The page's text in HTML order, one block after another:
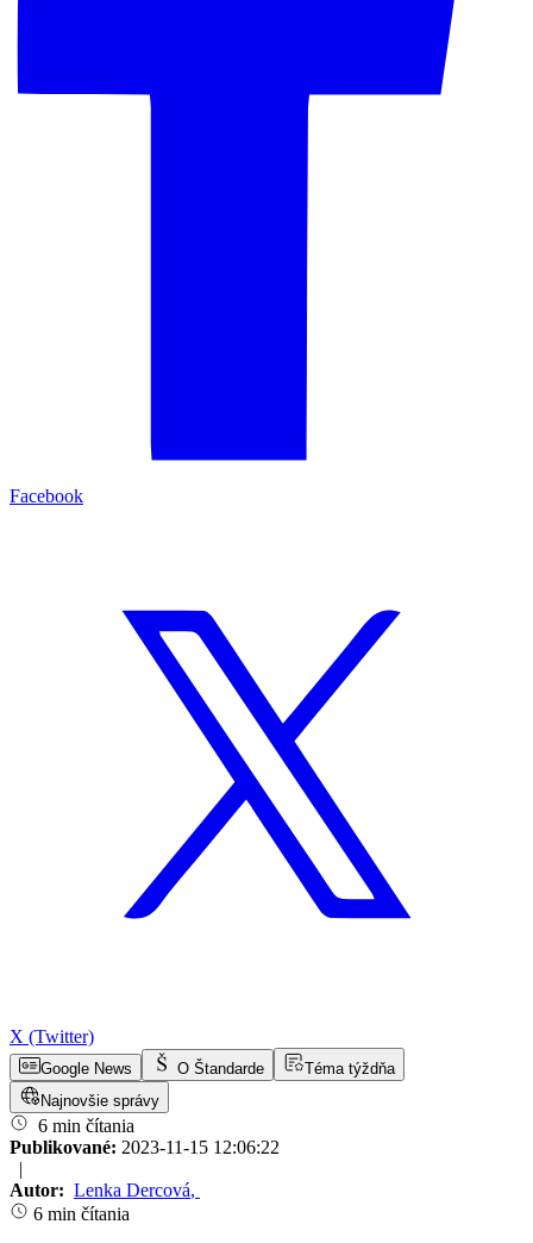
Facebook
X (Twitter)
Google News O Štandarde
Téma týždňa
Najnovšie správy
6 min čítania
Publikované: 2023-11-15 12:06:22
|
Autor: Lenka Dercová,
6 min čítania